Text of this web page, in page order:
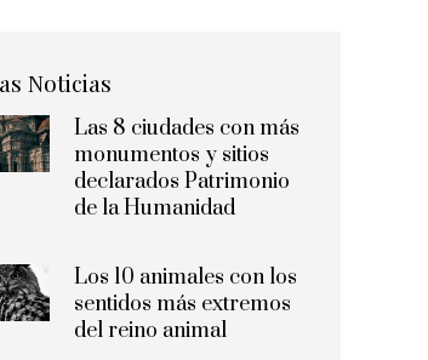
Noticias
Las 8 ciudades con más
monumentos y sitios
declarados Patrimonio
de la Humanidad
Los 10 animales con los
sentidos más extremos
del reino animal